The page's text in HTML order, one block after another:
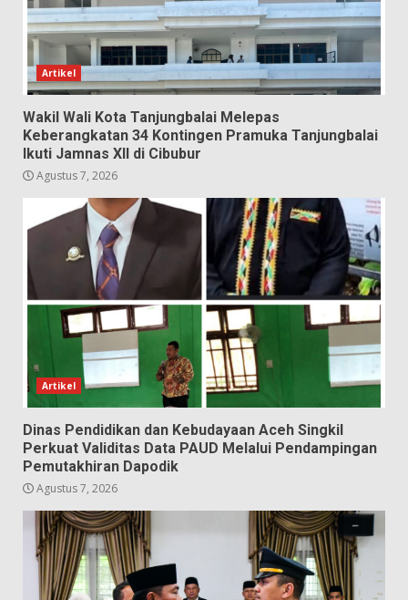
Artikel
Wakil Wali Kota Tanjungbalai Melepas
Keberangkatan 34 Kontingen Pramuka Tanjungbalai
Ikuti Jamnas XII di Cibubur
Agustus 7, 2026
Artikel
Dinas Pendidikan dan Kebudayaan Aceh Singkil
Perkuat Validitas Data PAUD Melalui Pendampingan
Pemutakhiran Dapodik
Agustus 7, 2026